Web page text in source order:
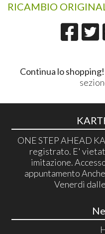
RICAMBIO
Continua lo shopping!
ONE STEP AHEAD
registrato. E'
imitazione.
appuntamento
Venerdì